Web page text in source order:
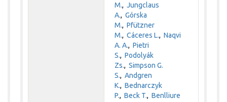
M.,Jungclaus
A.,Górska
M.,Pfützner
M.,Cáceres L.,Naqvi
A. A.,Pietri
S.,Podolyák
Zs.,Simpson G.
S.,Andgren
K.,Bednarczyk
P.,Beck T.,Benlliure